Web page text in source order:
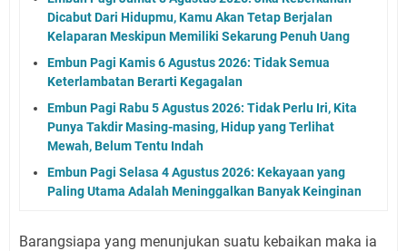
Dicabut Dari Hidupmu, Kamu Akan Tetap Berjalan
Kelaparan Meskipun Memiliki Sekarung Penuh Uang
Embun Pagi Kamis 6 Agustus 2026: Tidak Semua
Keterlambatan Berarti Kegagalan
Embun Pagi Rabu 5 Agustus 2026: Tidak Perlu Iri, Kita
Punya Takdir Masing-masing, Hidup yang Terlihat
Mewah, Belum Tentu Indah
Embun Pagi Selasa 4 Agustus 2026: Kekayaan yang
Paling Utama Adalah Meninggalkan Banyak Keinginan
Barangsiapa yang menunjukan suatu kebaikan maka ia